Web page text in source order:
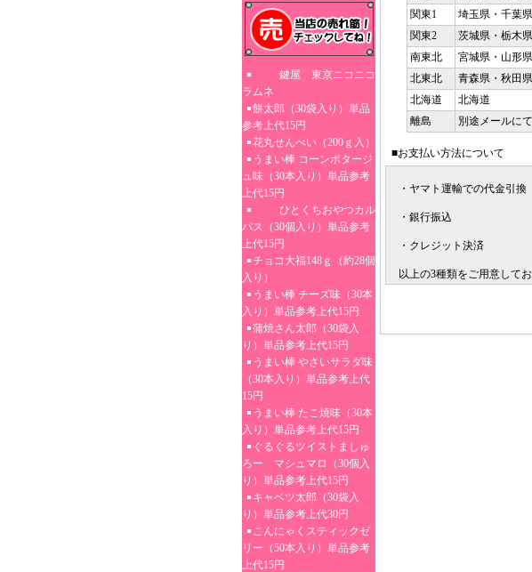
鍵屋 東京ニコニコ
ラムネ
餅太郎（30袋入り）単品
参考上代15円
花丸せんべい（200ｇ入）
うまい棒 コーンポタージ
ュ味（30本入り）単品参考
上代15円
ひとくちおやつカル
パス（30個入り）単品参考
上代15円
チョコ大福148ｇ（約28個
入り）
うまい棒 チーズ味（30本
入り）単品参考上代15円
蒲焼さん太郎（30袋入
り）単品参考上代15円
うまい棒 やさいサラダ味
（30本入り）単品参考上代
15円
うまい棒 たこ焼味（30本
入り）単品参考上代15円
ぐるぐるツイストましゅ
ろー マシュマロ（30個入
り）単品参考上代15円
キャベツ太郎（30袋入
り）単品参考上代30円
こんにゃくスティックゼ
リー（50本入り）単品参考
上代15円
関東1
埼玉県・千葉
関東2
茨城県・栃木
南東北
宮城県・山形
北東北
青森県・秋田
北海道
北海道
離島
別途メールに
■お支払い方法について
・ヤマト運輸での代金引換
・銀行振込
・クレジット決済
以上の3種類をご用意してお